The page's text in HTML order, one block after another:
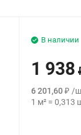
В наличии
1 938
6 201,60₽ /
1 м² =0,313